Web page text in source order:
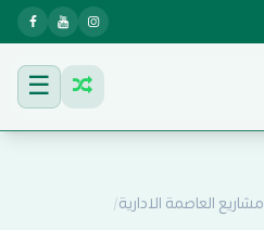
☰
مشاريع العاصمة الادارية/